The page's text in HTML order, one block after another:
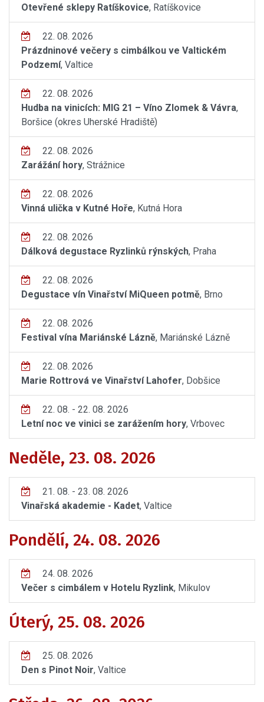
Otevřené sklepy Ratíškovice, Ratíškovice
22. 08. 2026
Prázdninové večery s cimbálkou ve Valtickém
Podzemí, Valtice
22. 08. 2026
Hudba na vinicích: MIG 21 – Víno Zlomek & Vávra,
Boršice (okres Uherské Hradiště)
22. 08. 2026
Zarážání hory, Strážnice
22. 08. 2026
Vinná ulička v Kutné Hoře, Kutná Hora
22. 08. 2026
Dálková degustace Ryzlinků rýnských, Praha
22. 08. 2026
Degustace vín Vinařství MiQueen potmě, Brno
22. 08. 2026
Festival vína Mariánské Lázně, Mariánské Lázně
22. 08. 2026
Marie Rottrová ve Vinařství Lahofer, Dobšice
22. 08. - 22. 08. 2026
Letní noc ve vinici se zarážením hory, Vrbovec
Neděle, 23. 08. 2026
21. 08. - 23. 08. 2026
Vinařská akademie - Kadet, Valtice
Pondělí, 24. 08. 2026
24. 08. 2026
Večer s cimbálem v Hotelu Ryzlink, Mikulov
Úterý, 25. 08. 2026
25. 08. 2026
Den s Pinot Noir, Valtice